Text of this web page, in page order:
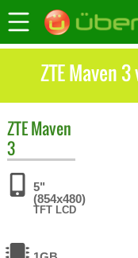
ZTE Maven
ZTEMaven
3
5"
(854x480)
TFT LCD